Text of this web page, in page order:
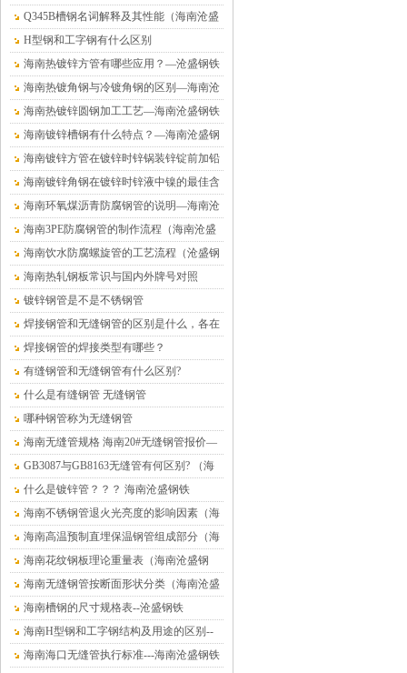
南沧盛钢铁）
Q345B槽钢名词解释及其性能（海南沧盛
钢铁）
H型钢和工字钢有什么区别
海南热镀锌方管有哪些应用？—沧盛钢铁
海南热镀角钢与冷镀角钢的区别—海南沧
盛钢铁
海南热镀锌圆钢加工工艺—海南沧盛钢铁
海南镀锌槽钢有什么特点？—海南沧盛钢
铁
海南镀锌方管在镀锌时锌锅装锌锭前加铅
的危害—海南沧盛钢铁
海南镀锌角钢在镀锌时锌液中镍的最佳含
量值—沧盛钢铁
海南环氧煤沥青防腐钢管的说明—海南沧
盛钢铁
海南3PE防腐钢管的制作流程（海南沧盛
钢铁）
海南饮水防腐螺旋管的工艺流程（沧盛钢
铁）
海南热轧钢板常识与国内外牌号对照
镀锌钢管是不是不锈钢管
焊接钢管和无缝钢管的区别是什么，各在
什么情况下使用？
焊接钢管的焊接类型有哪些？
有缝钢管和无缝钢管有什么区别?
什么是有缝钢管 无缝钢管
哪种钢管称为无缝钢管
海南无缝管规格 海南20#无缝钢管报价—
海南沧盛钢材
GB3087与GB8163无缝管有何区别? （海
南沧盛钢铁）
什么是镀锌管？？？ 海南沧盛钢铁
海南不锈钢管退火光亮度的影响因素（海
南沧盛钢铁）
海南高温预制直埋保温钢管组成部分（海
南沧盛钢铁）
海南花纹钢板理论重量表（海南沧盛钢
铁）
海南无缝钢管按断面形状分类（海南沧盛
钢铁）
海南槽钢的尺寸规格表--沧盛钢铁
海南H型钢和工字钢结构及用途的区别--
沧盛钢铁
海南海口无缝管执行标准---海南沧盛钢铁